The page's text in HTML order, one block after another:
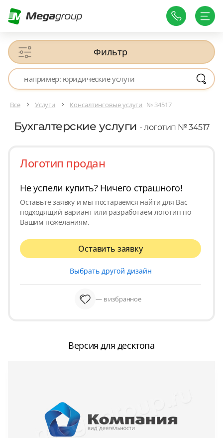
Фильтр
Все Услуги Консалтинговые услуги № 34517
Бухгалтерские услуги - логотип № 34517
Логотип продан
Не успели купить? Ничего страшного!
Оставьте заявку и мы постараемся найти для Вас
подходящий вариант или разработаем логотип по
Вашим пожеланиям.
Оставить заявку
Выбрать другой дизайн
— в избранное
Версия для десктопа